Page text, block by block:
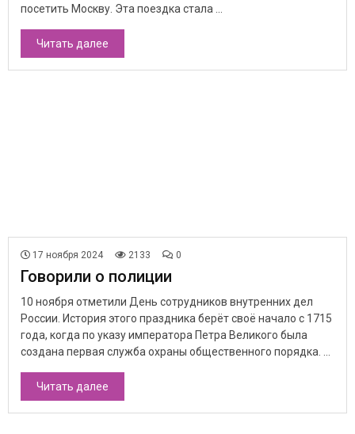
посетить Москву. Эта поездка стала ...
Читать далее
17 ноября 2024 2133 0
Говорили о полиции
10 ноября отметили День сотрудников внутренних дел
России. История этого праздника берёт своё начало с 1715
года, когда по указу императора Петра Великого была
создана первая служба охраны общественного порядка. ...
Читать далее